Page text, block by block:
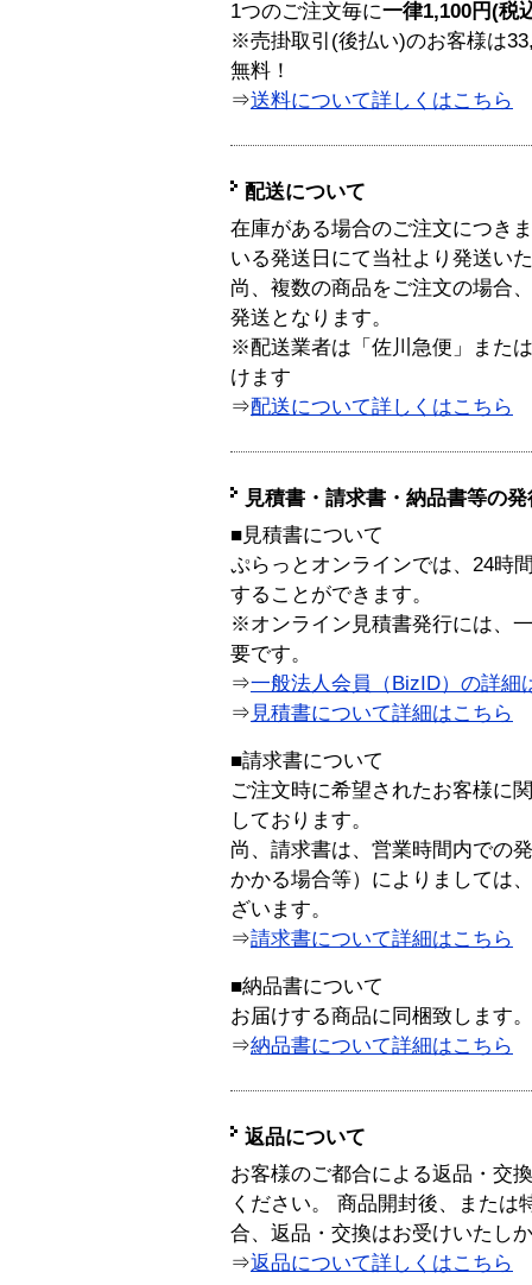
1つのご注文毎に一律1,100円(税
※売掛取引(後払い)のお客様は
無料！
⇒送料について詳しくはこちら
配送について
在庫がある場合のご注文につき
いる発送日にて当社より発送い
尚、複数の商品をご注文の場合
発送となります。
※配送業者は「佐川急便」また
けます
⇒配送について詳しくはこちら
見積書・請求書・納品書等の
■見積書について
ぷらっとオンラインでは、24時
することができます。
※オンライン見積書発行には、
要です。
⇒一般法人会員（BizID）の詳細
⇒ 見積書について詳細はこちら
■請求書について
ご注文時に希望されたお客様に
しております。
尚、請求書は、営業時間内での
かかる場合等）によりましては
ざいます。
⇒請求書について詳細はこちら
■納品書について
お届けする商品に同梱致します。
⇒納品書について詳細はこちら
返品について
お客様のご都合による返品・交
ください。 商品開封後、または
合、返品・交換はお受けいたし
⇒返品について詳しくはこちら